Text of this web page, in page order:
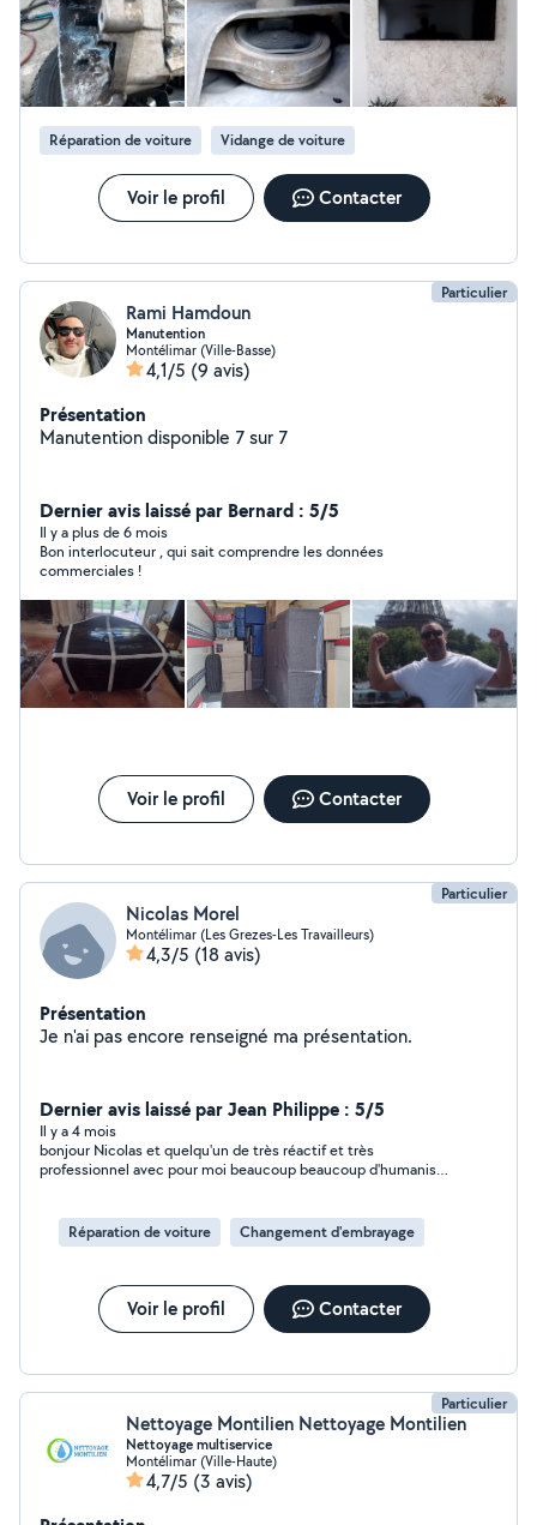
Réparation de voiture Vidange de voiture
Voir le profil Contacter
Particulier
Rami Hamdoun
Manutention
Montélimar (Ville-Basse)
4,1/5 (9 avis)
Présentation
Manutention disponible 7 sur 7
Dernier avis laissé par Bernard : 5/5
Il y a plus de 6 mois
Bon interlocuteur , qui sait comprendre les données
commerciales !
Voir le profil Contacter
Particulier
Nicolas Morel
Montélimar (Les Grezes-Les Travailleurs)
4,3/5 (18 avis)
Présentation
Je n'ai pas encore renseigné ma présentation.
Dernier avis laissé par Jean Philippe : 5/5
Il y a 4 mois
bonjour Nicolas et quelqu'un de très réactif et très
professionnel avec pour moi beaucoup beaucoup d'humanisme
dépanné avec gentillesse et bienveillance je vous le
recommande vraiment quelqu'un de très professionnel
Réparation de voiture Changement d'embrayage
Voir le profil Contacter
Particulier
Nettoyage Montilien Nettoyage Montilien
Nettoyage multiservice
Montélimar (Ville-Haute)
4,7/5 (3 avis)